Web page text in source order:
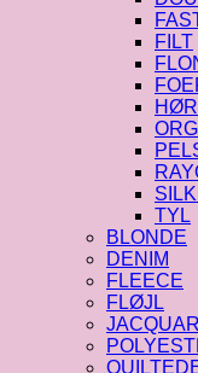
FILT
HØR
TYL
BLONDE
DENIM
FLEECE
FLØJL